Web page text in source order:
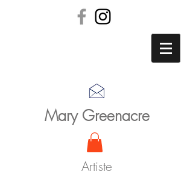
Mary Greenacre
Artiste